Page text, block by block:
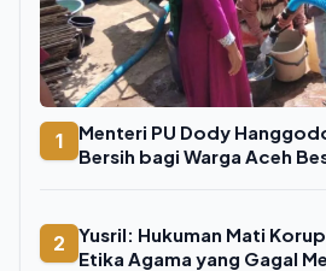
1
Menteri PU Dody
Bersih bagi Warga Aceh
2
Yusril: Hukuman Mati
Etika Agama yang Gagal